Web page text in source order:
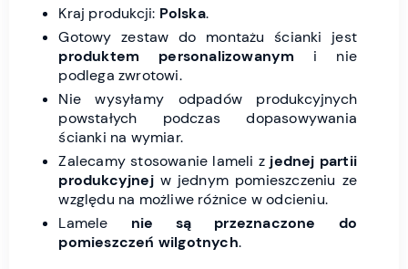
Kraj produkcji: Polska.
Gotowy zestaw do montażu ścianki jest
produktem personalizowanym i nie
podlega zwrotowi.
Nie wysyłamy odpadów produkcyjnych
powstałych podczas dopasowywania
ścianki na wymiar.
Zalecamy stosowanie lameli z jednej partii
produkcyjnejw jednym pomieszczeniu ze
względu na możliwe różnice w odcieniu.
Lamele nie są przeznaczone do
pomieszczeń wilgotnych.